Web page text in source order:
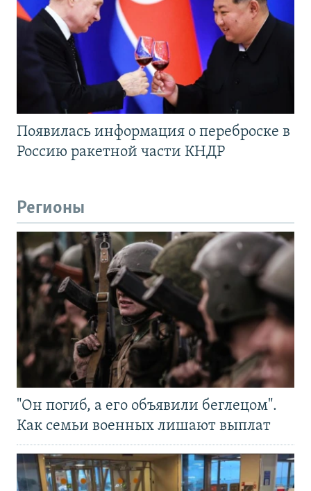
Появилась информация о переброске в
Россию ракетной части КНДР
Регионы
"Он погиб, а его объявили беглецом".
Как семьи военных лишают выплат